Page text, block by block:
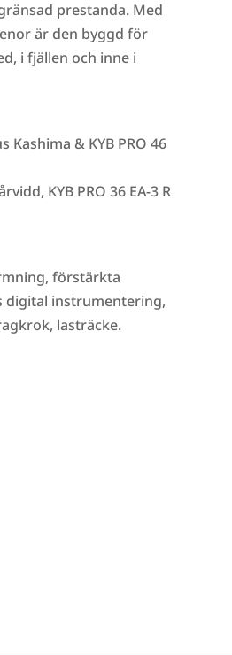
prestanda. Med
är den byggd för
i fjällen och inne i
Kashima & KYB PRO 46
KYB PRO 36 EA-3 R
förstärkta
digital instrumentering,
lasträcke.